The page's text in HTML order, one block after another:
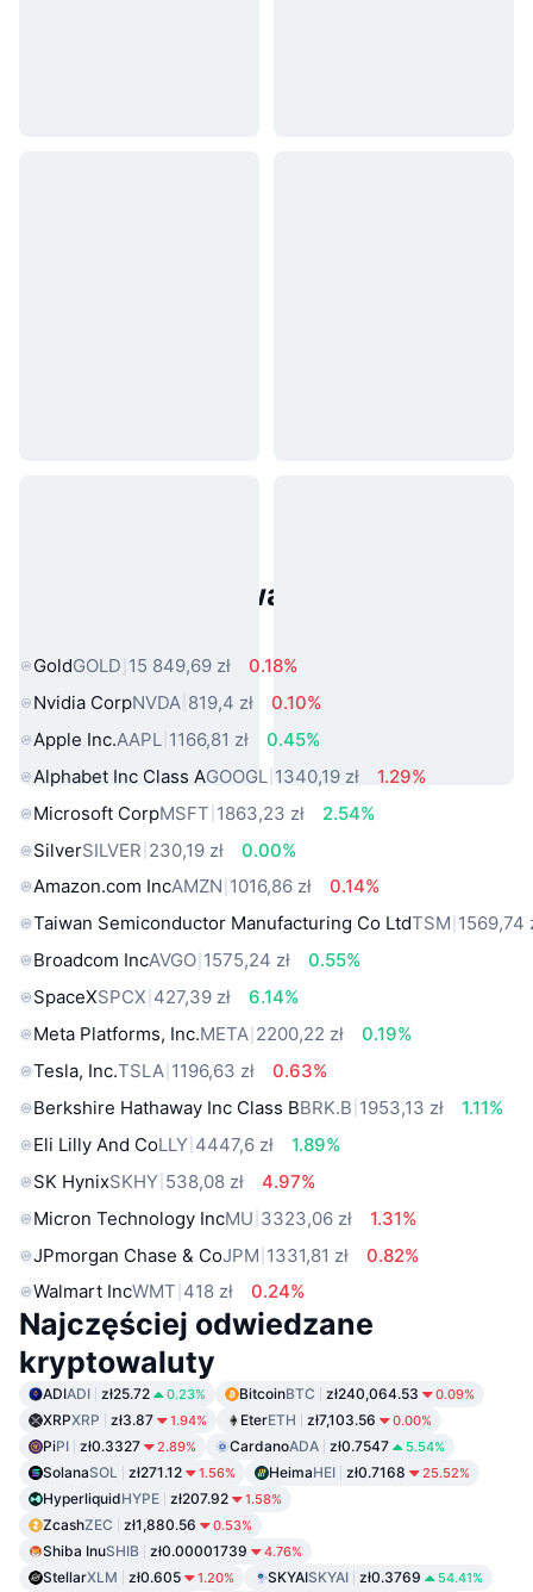
Popularne aktywa ze świata
GoldGOLD 15 849,69 zł
0.18%
Nvidia CorpNVDA 819,4 zł
0.10%
Apple Inc.AAPL 1166,81 zł
0.45%
Alphabet Inc Class AGOOGL 1340,19 zł
1.29%
Microsoft CorpMSFT 1863,23 zł
2.54%
SilverSILVER 230,19 zł
0.00%
Amazon.com IncAMZN 1016,86 zł
0.14%
Taiwan Semiconductor Manufacturing Co LtdTSM 1569,74
Broadcom IncAVGO 1575,24 zł
0.55%
SpaceXSPCX 427,39 zł
6.14%
Meta Platforms, Inc.META 2200,22 zł
0.19%
Tesla, Inc.TSLA 1196,63 zł
0.63%
Berkshire Hathaway Inc Class BBRK.B 1953,13 zł
1.11%
Eli Lilly And CoLLY 4447,6 zł
1.89%
SK HynixSKHY 538,08 zł
4.97%
Micron Technology IncMU 3323,06 zł
1.31%
JPmorgan Chase & CoJPM 1331,81 zł
0.82%
Walmart IncWMT 418 zł 0.24%
Najczęściej odwiedzane
kryptowaluty
ADIADI zł25.72 0.23% BitcoinBTC zł240,064.53 0.09%
XRPXRP zł3.87 1.94% EterETH zł7,103.56 0.00%
PiPI zł0.3327 2.89% CardanoADA zł0.7547 5.54%
SolanaSOL zł271.12 1.56% HeimaHEI zł0.7168 25.52%
HyperliquidHYPE zł207.92 1.58%
ZcashZEC zł1,880.56 0.53%
Shiba InuSHIB zł0.00001739 4.76%
StellarXLM zł0.605 1.20% SKYAISKYAI zł0.3769 54.41%